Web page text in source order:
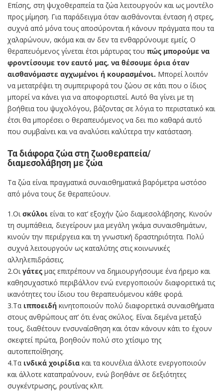
Επίσης, στη ψυχοθεραπεία τα ζώα λειτουργούν και ως μοντέλο
προς μίμηση. Για παράδειγμα όταν αισθάνονται ένταση ή στρες,
συχνά από μόνα τους αποσύρονται ή κάνουν πράγματα που τα
χαλαρώνουν, ακόμα και αν δεν τα ενθαρρύνουμε εμείς. Ο
θεραπευόμενος γίνεται έτσι μάρτυρας του πώς μπορούμε να
φροντίσουμε τον εαυτό μας, να θέσουμε όρια όταν
αισθανόμαστε αγχωμένοι ή κουρασμένοι. Μπορεί λοιπόν
να μετατρέψει τη συμπεριφορά του ζώου σε κάτι που ο ίδιος
μπορεί να κάνει για να αποφορτιστεί. Αυτό θα γίνει με τη
βοήθεια του ψυχολόγου, βάζοντας σε λόγια το περιστατικό και
έτσι θα μπορέσει ο θεραπευόμενος να δει πιο καθαρά αυτό
που συμβαίνει και να αναλύσει καλύτερα την κατάσταση.
Τα διάφορα ζώα στη ζωοθεραπεία/
διαμεσολάβηση με ζώα
Τα ζώα είναι πραγματικά συναισθηματικά βαρόμετρα ωστόσο
από μόνα τους δε θεραπεύουν.
1.Οισκύλοι είναι το κατ’ εξοχήν ζώο διαμεσολάβησης. Κινούν
τη συμπάθεια, διεγείρουν μια μεγάλη γκάμα συναισθημάτων,
κινούν την περιέργεια και τη γνωστική δραστηριότητα. Πολύ
συχνά λειτουργούν ως καταλύτης στις κοινωνικές
αλληλεπιδράσεις.
2.Οιγάτες μας επιτρέπουν να δημιουργήσουμε ένα ήρεμο και
καθησυχαστικό περιβάλλον ενώ ενεργοποιούν διαφορετικά τις
ικανότητες του ίδιου του θεραπευόμενου κάθε φορά.
3.Τα ιπποειδή κινητοποιούν πολύ διαφορετικά συναισθήματα
στους ανθρώπους απ’ ότι ένας σκύλος. Είναι δεμένα μεταξύ
τους, διαθέτουν ενσυναίσθηση και όταν κάνουν κάτι το έχουν
σκεφτεί πρώτα, βοηθούν πολύ στο χτίσιμο της
αυτοπεποίθησης.
4.Τα ινδικά χοιρίδια και τα κουνέλια άλλοτε ενεργοποιούν
και άλλοτε καταπραΰνουν, ενώ βοηθάνε σε δεξιότητες
συγκέντρωσης, ρουτίνας κλπ.